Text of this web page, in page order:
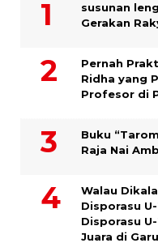
susunan
Gerakan
Pernah
Ridha yang
Profesor di
Buku
Raja Nai
Walau
Disporasu
Disporasu
Juara di